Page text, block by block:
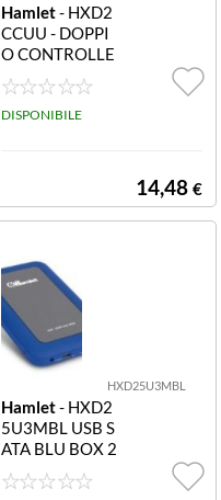
Hamlet- HXD2
CCUU - DOPPI
O CONTROLLE
R IDE+SATA BO
X 2 5 + IDE USB
2.0 BOX HARD
NTERFACCIA U
DISPONIBILE
14,48 €
HXD25U3MBL
Hamlet- HXD2
5U3MBL USB S
ATA BLU BOX 2
5 USB3.0 RUGG
ED MIRROR B